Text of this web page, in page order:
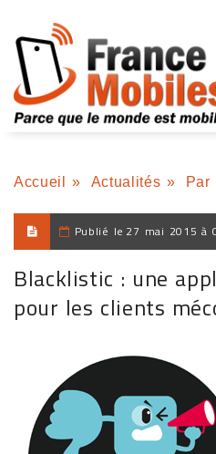
Accueil » Actualités » Par
Publié le 27 mai 2015 à
Blacklistic : une
pour les clients